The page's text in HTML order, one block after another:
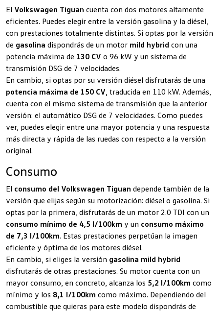
El Volkswagen Tiguan cuenta con dos motores altamente
eficientes. Puedes elegir entre la versión gasolina y la diésel,
con prestaciones totalmente distintas. Si optas por la versión
de gasolina dispondrás de un motor mild hybrid con una
potencia máxima de 130 CV o 96 kW y un sistema de
transmisión DSG de 7 velocidades.
En cambio, si optas por su versión diésel disfrutarás de una
potencia máxima de 150 CV , traducida en 110 kW. Además,
cuenta con el mismo sistema de transmisión que la anterior
versión: el automático DSG de 7 velocidades. Como puedes
ver, puedes elegir entre una mayor potencia y una respuesta
más directa y rápida de las ruedas con respecto a la versión
original.
Consumo
El consumo del Volkswagen Tiguan depende también de la
versión que elijas según su motorización: diésel o gasolina. Si
optas por la primera, disfrutarás de un motor 2.0 TDI con un
consumo mínimo de 4,5 l/100km y un consumo máximo
de 7,3 l/100km. Estas prestaciones perpetúan la imagen
eficiente y óptima de los motores diésel.
En cambio, si eliges la versión gasolina mild hybrid
disfrutarás de otras prestaciones. Su motor cuenta con un
mayor consumo, en concreto, alcanza los 5,2 l/100km como
mínimo y los 8,1 l/100km como máximo. Dependiendo del
combustible que quieras para este modelo dispondrás de